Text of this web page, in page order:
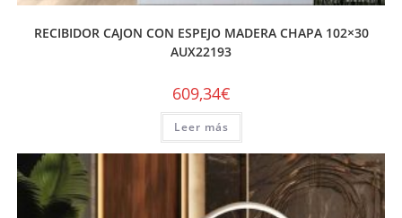
RECIBIDOR CAJON CON ESPEJO MADERA CHAPA 102×30
AUX22193
609,34€
Leer más